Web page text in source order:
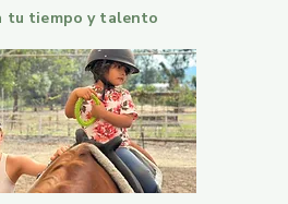
tu tiempo y talento